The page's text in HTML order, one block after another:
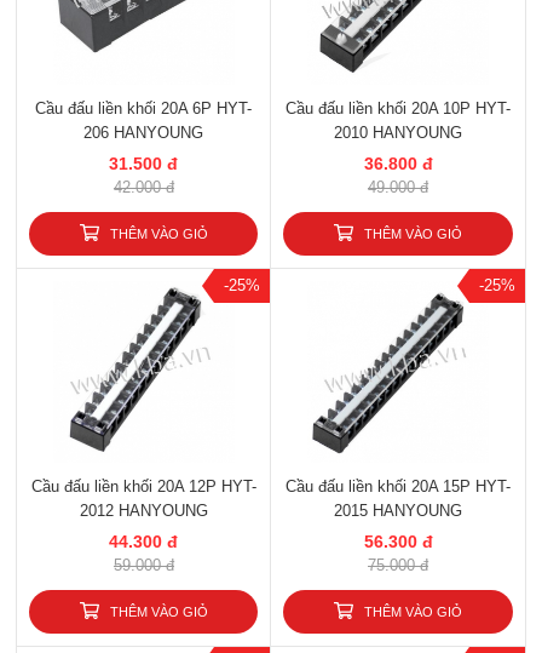
Cầu đấu liền khối 20A 6P HYT-
206 HANYOUNG
31.500 đ
42.000 đ
THÊM VÀO GIỎ
Cầu đấu liền khối 20A 10P HYT-
2010 HANYOUNG
36.800 đ
49.000 đ
THÊM VÀO GIỎ
-25%
Cầu đấu liền khối 20A 12P HYT-
2012 HANYOUNG
44.300 đ
59.000 đ
THÊM VÀO GIỎ
-25%
Cầu đấu liền khối 20A 15P HYT-
2015 HANYOUNG
56.300 đ
75.000 đ
THÊM VÀO GIỎ